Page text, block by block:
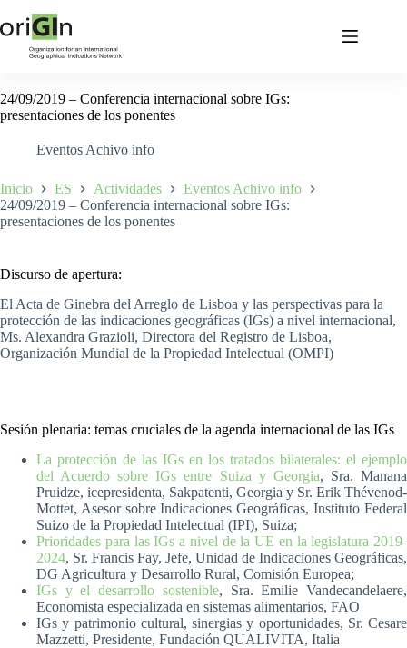
24/09/2019 – Conferencia internacional sobre IGs:
presentaciones de los ponentes
Eventos Achivo info
Inicio ES Actividades
Eventos Achivo info
24/09/2019 – Conferencia internacional sobre IGs:
presentaciones de los ponentes
Discurso de apertura:
El Acta de Ginebra del Arreglo de Lisboa y las perspectivas para la
protección de las indicaciones geográficas (IGs) a nivel internacional,
Ms. Alexandra Grazioli, Directora del Registro de Lisboa,
Organización Mundial de la Propiedad Intelectual (OMPI)
Sesión plenaria: temas cruciales de la agenda internacional de las IGs
La protección de las IGs en los tratados bilaterales: el ejemplo
del Acuerdo sobre IGs entre Suiza y Georgia, Sra. Manana
Pruidze, icepresidenta, Sakpatenti, Georgia y Sr. Erik Thévenod-
Mottet, Asesor sobre Indicaciones Geográficas, Instituto Federal
Suizo de la Propiedad Intelectual (IPI), Suiza;
Prioridades para las IGs a nivel de la UE en la legislatura 2019-
2024, Sr. Francis Fay, Jefe, Unidad de Indicaciones Geográficas,
DG Agricultura y Desarrollo Rural, Comisión Europea;
IGs y el desarrollo sostenible, Sra. Emilie Vandecandelaere,
Economista especializada en sistemas alimentarios, FAO
IGs y patrimonio cultural, sinergias y oportunidades, Sr. Cesare
Mazzetti, Presidente, Fundación QUALIVITA, Italia